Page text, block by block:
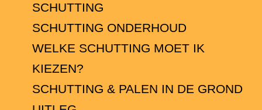
SCHUTTING
SCHUTTING ONDERHOUD
WELKE SCHUTTING MOET IK
KIEZEN?
SCHUTTING & PALEN IN DE GROND